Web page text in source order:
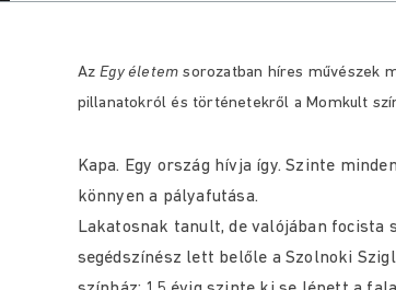
AzEgy életem sorozatban híres művészek
pillanatokról és történetekről a Momkult
Kapa. Egy ország hívja így. Szinte
könnyen a pályafutása.
Lakatosnak tanult, de valójában
segédszínész lett belőle a Szolnoki